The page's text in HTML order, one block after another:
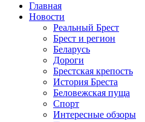
Главная
Новости
Реальный Брест
Брест и регион
Беларусь
Дороги
Брестская крепость
История Бреста
Беловежская пуща
Спорт
Интересные обзоры